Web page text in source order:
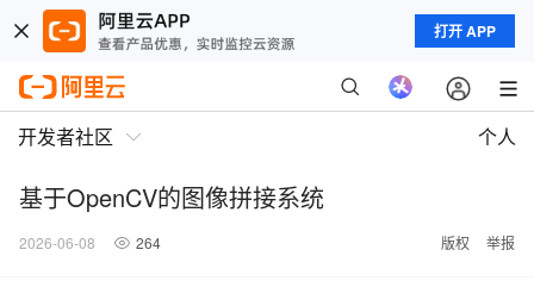
打开 APP
开发者社区 个人
基于OpenCV的图像拼接系统
2026-06-08 264 版权 举报